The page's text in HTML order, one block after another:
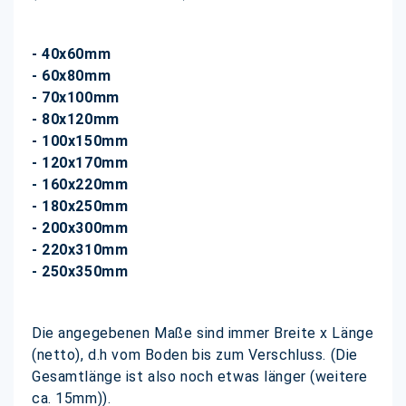
- 40x60mm
- 60x80mm
- 70x100mm
- 80x120mm
- 100x150mm
- 120x170mm
- 160x220mm
- 180x250mm
- 200x300mm
- 220x310mm
- 250x350mm
Die angegebenen Maße sind immer Breite x Länge
(netto), d.h vom Boden bis zum Verschluss. (Die
Gesamtlänge ist also noch etwas länger (weitere
ca. 15mm)).